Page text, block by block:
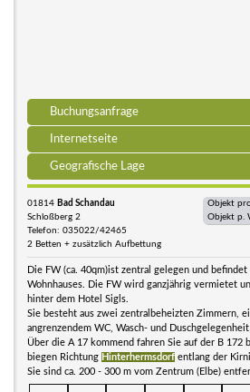
Buchungsanfrage
Internetseite
Geografische Lage
01814 Bad Schandau
Schloßberg 2
Telefon: 035022/42465
2 Betten + zusätzlich Aufbettung
Objekt
Objekt p.
Die FW (ca. 40qm)ist zentral gelegen und
Wohnhauses. Die FW wird ganzjährig vermietet
hinter dem Hotel Sigls.
Sie besteht aus zwei zentralbeheizten Zimmern,
angrenzendem WC, Wasch- und
Über die A 17 kommend fahren Sie auf der B 172
biegen Richtung Hinterhermsdorf entlang der
Sie sind ca. 200 - 300 m vom Zentrum (Elbe)